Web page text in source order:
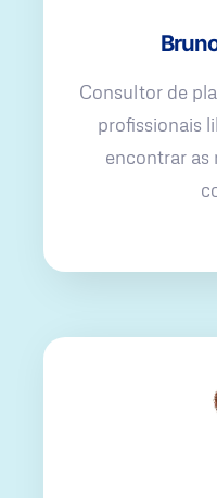
Consultor de
profissionais
encontrar as